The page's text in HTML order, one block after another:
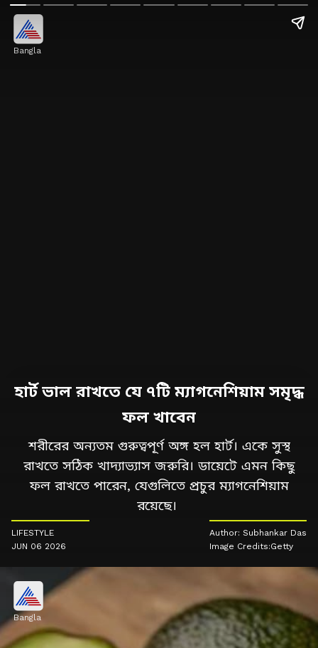
Bangla
হার্ট ভাল রাখতে যে ৭টি ম্যাগনেশিয়াম সমৃদ্ধ
ফল খাবেন
শরীরের অন্যতম গুরুত্বপূর্ণ অঙ্গ হল হার্ট। একে সুস্থ
রাখতে সঠিক খাদ্যাভ্যাস জরুরি। ডায়েটে এমন কিছু
ফল রাখতে পারেন, যেগুলিতে প্রচুর ম্যাগনেশিয়াম
রয়েছে।
LIFESTYLE
JUN 06 2026
Author: Subhankar Das
Image Credits:Getty
Bangla